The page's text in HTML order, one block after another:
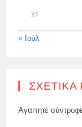
31
« Ιούλ
Αγαπητέ